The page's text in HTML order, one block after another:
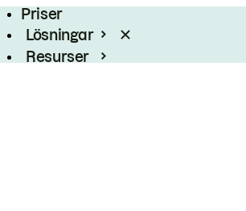
Priser
Lösningar
Resurser